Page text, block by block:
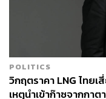
POLITICS
วิกฤตราคา LNG ไทย
เหตุนำเข้าก๊าซจากกา